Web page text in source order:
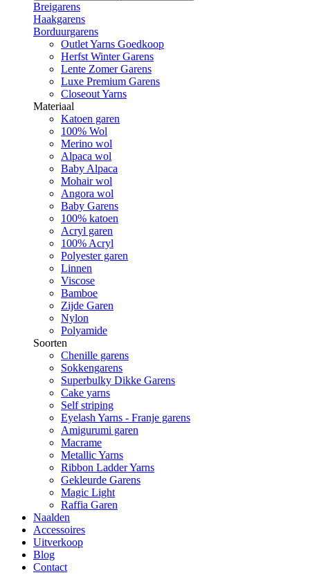
Breigarens
Haakgarens
Borduurgarens
Outlet Yarns Goedkoop
Herfst Winter Garens
Lente Zomer Garens
Luxe Premium Garens
Closeout Yarns
Materiaal
Katoen garen
100% Wol
Merino wol
Alpaca wol
Baby Alpaca
Mohair wol
Angora wol
Baby Garens
100% katoen
Acryl garen
100% Acryl
Polyester garen
Linnen
Viscose
Bamboe
Zijde Garen
Nylon
Polyamide
Soorten
Chenille garens
Sokkengarens
Superbulky Dikke Garens
Cake yarns
Self striping
Eyelash Yarns - Franje garens
Amigurumi garen
Macrame
Metallic Yarns
Ribbon Ladder Yarns
Gekleurde Garens
Magic Light
Raffia Garen
Naalden
Accessoires
Uitverkoop
Blog
Contact